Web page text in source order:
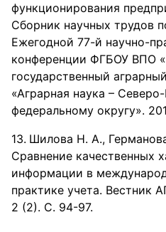
функционирования
Сборник научных трудов
Ежегодной 77-й научно-
конференции ФГБОУ ВПО
государственный
«Аграрная наука –
федеральному округу».
Шилова Н. А.,
Сравнение качественных
информации в
практике учета. Вестник
2 (2). С. 94-97.